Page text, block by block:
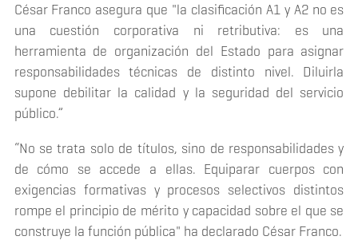
César Franco asegura que "la clasificación A1 y A2 no es
una cuestión corporativa ni retributiva: es una
herramienta de organización del Estado para asignar
responsabilidades técnicas de distinto nivel. Diluirla
supone debilitar la calidad y la seguridad del servicio
público.”
“No se trata solo de títulos, sino de responsabilidades y
de cómo se accede a ellas. Equiparar cuerpos con
exigencias formativas y procesos selectivos distintos
rompe el principio de mérito y capacidad sobre el que se
construye la función pública" ha declarado César Franco.